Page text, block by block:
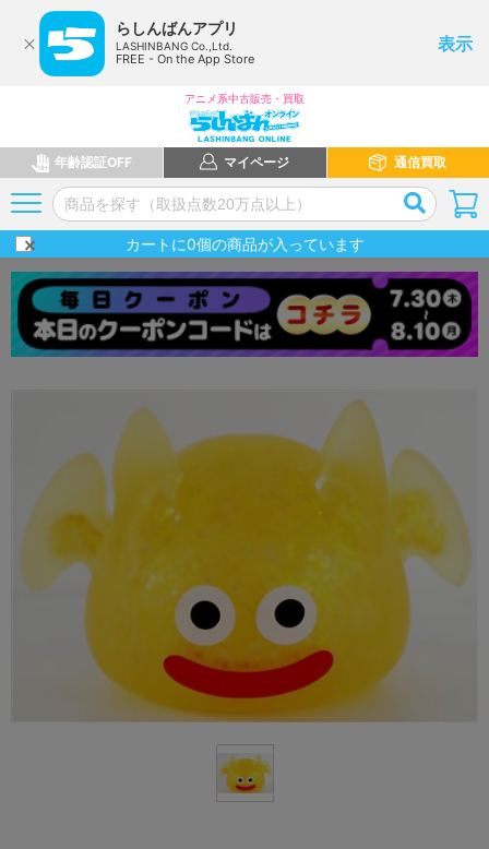
らしんばんアプリ
LASHINBANG Co.,Ltd.
FREE - On the App Store
表示
アニメ系中古販売・買取
年齢認証OFF マイページ 通信買取
カートに0個の商品が入っています